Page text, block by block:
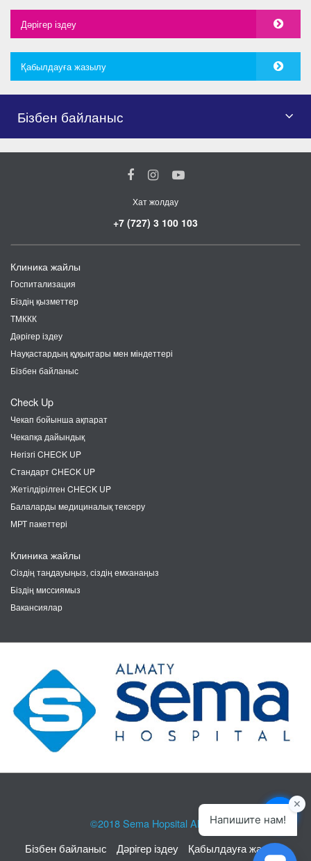
Дәрігер іздеу
Қабылдауға жазылу
Бізбен байланыс
Хат жолдау
+7 (727) 3 100 103
Клиника жайлы
Госпитализация
Біздің қызметтер
ТМККК
Дәрігер іздеу
Науқастардың құқықтары мен міндеттері
Бізбен байланыс
Check Up
Чекап бойынша ақпарат
Чекапқа дайындық
Негізгі CHECK UP
Стандарт CHECK UP
Жетілдірілген CHECK UP
Балаларды медициналық тексеру
МРТ пакеттері
Клиника жайлы
Cіздің таңдауыңыз, сіздің емханаңыз
Біздің миссиямыз
Вакансиялар
©2018Sema Hopsital Almaty
Бізбен байланыс
Дәрігер іздеу Қабылдауға жазылу